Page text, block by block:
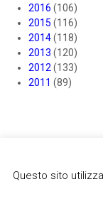
2016 (106)
2015 (116)
2014(118)
2013 (120)
2012(133)
2011 (89)
Questo sito